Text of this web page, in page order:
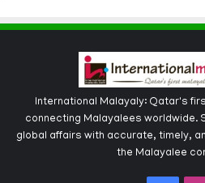
International Malayaly: Qatar's
connecting Malayalees worldwide.
global affairs with accurate, timely,
the Malayalee